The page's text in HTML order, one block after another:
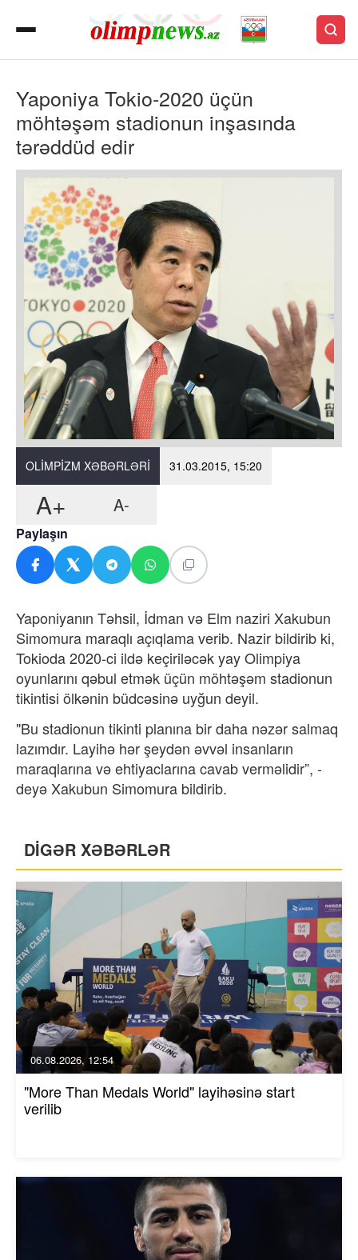
Yaponiya Tokio-2020 üçün
möhtəşəm stadionun inşasında
tərəddüd edir
OLIMPIZM XƏBƏRLƏRI 31.03.2015, 15:20
A+ A-
Paylaşın
Yaponiyanın Təhsil, İdman və Elm naziri Xakubun
Simomura maraqlı açıqlama verib. Nazir bildirib ki,
Tokioda 2020-ci ildə keçiriləcək yay Olimpiya
oyunlarını qəbul etmək üçün möhtəşəm stadionun
tikintisi ölkənin büdcəsinə uyğun deyil.
"Bu stadionun tikinti planına bir daha nəzər salmaq
lazımdır. Layihə hər şeydən əvvəl insanların
maraqlarına və ehtiyaclarına cavab verməlidir”, -
deyə Xakubun Simomura bildirib.
DİGƏR XƏBƏRLƏR
06.08.2026, 12:54
"More Than Medals World" layihəsinə start
verilib